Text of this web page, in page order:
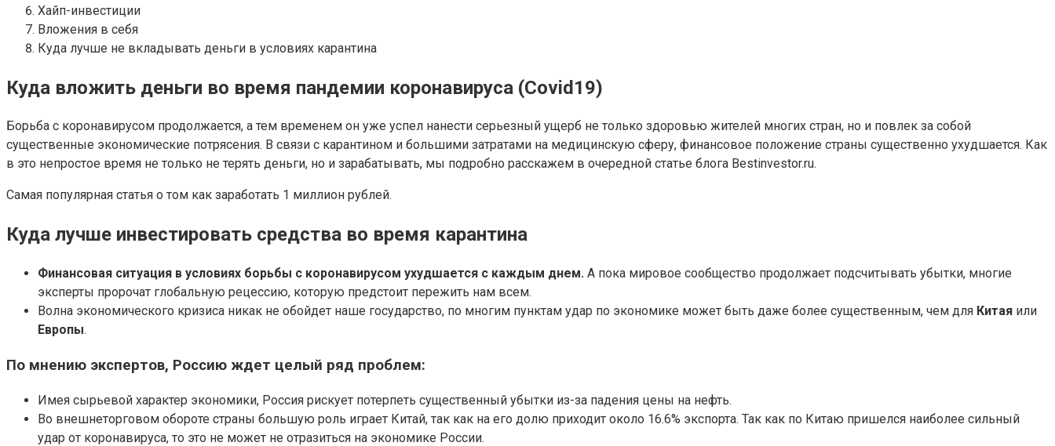
Хайп-инвестиции
Вложения в себя
Куда лучше не вкладывать деньги в условиях карантина
Куда вложить деньги во время пандемии коронавируса (Covid19)
Борьба с коронавирусом продолжается, а тем временем он уже успел нанести серьезный ущерб не только здоровью жителей многих стран, но и повлек за собой
существенные экономические потрясения. В связи с карантином и большими затратами на медицинскую сферу, финансовое положение страны существенно ухудшается. Как
в это непростое время не только не терять деньги, но и зарабатывать, мы подробно расскажем в очередной статье блога Bestinvestor.ru.
Самая популярная статья о том как заработать 1 миллион рублей.
Куда лучше инвестировать средства во время карантина
Финансовая ситуация в условиях борьбы с коронавирусом ухудшается с каждым днем. А пока мировое сообщество продолжает подсчитывать убытки, многие
эксперты пророчат глобальную рецессию, которую предстоит пережить нам всем.
Волна экономического кризиса никак не обойдет наше государство, по многим пунктам удар по экономике может быть даже более существенным, чем для Китая или
Европы.
По мнению экспертов, Россию ждет целый ряд проблем:
Имея сырьевой характер экономики, Россия рискует потерпеть существенный убытки из-за падения цены на нефть.
Во внешнеторговом обороте страны большую роль играет Китай, так как на его долю приходит около 16.6% экспорта. Так как по Китаю пришелся наиболее сильный
удар от коронавируса, то это не может не отразиться на экономике России.